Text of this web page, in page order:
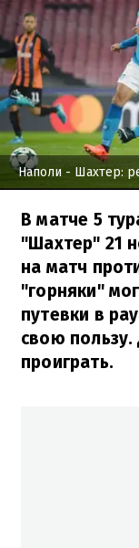
Наполи - Шахтер:
В матче 5
"Шахтер" 21
на матч
"горняки"
путевки в
свою
проиграть.